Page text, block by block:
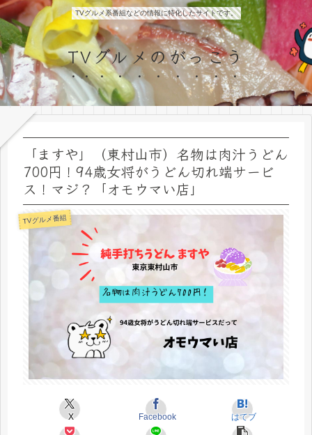
TVグルメ系番組などの情報に特化したサイトです。
TVグルメのがっこう
「ますや」（東村山市）名物は肉汁うどん
700円！94歳女将がうどん切れ端サービ
ス！マジ？「オモウマい店」
TVグルメ番組
X Facebook はてブ